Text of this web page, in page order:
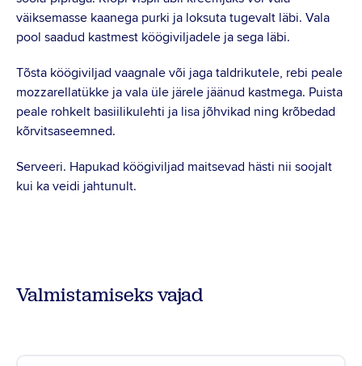
väiksemasse kaanega purki ja loksuta tugevalt läbi. Vala
pool saadud kastmest köögiviljadele ja sega läbi.
Tõsta köögiviljad vaagnale või jaga taldrikutele, rebi peale
mozzarellatükke ja vala üle järele jäänud kastmega. Puista
peale rohkelt basiilikulehti ja lisa jõhvikad ning krõbedad
kõrvitsaseemned.
Serveeri. Hapukad köögiviljad maitsevad hästi nii soojalt
kui ka veidi jahtunult.
Valmistamiseks vajad